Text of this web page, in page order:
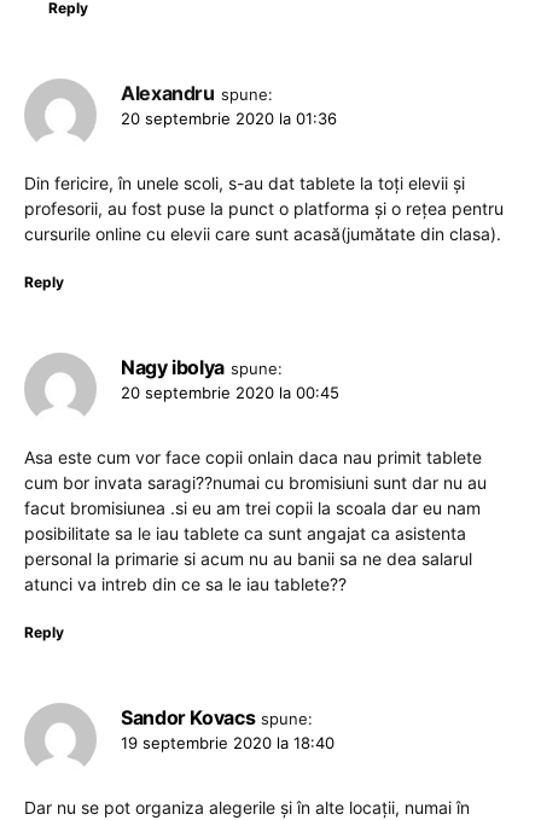
Reply
Alexandru spune:
20 septembrie 2020 la 01:36
Din fericire, în unele scoli, s-au dat tablete la toți elevii și
profesorii, au fost puse la punct o platforma și o rețea pentru
cursurile online cu elevii care sunt acasă(jumătate din clasa).
Reply
Nagy ibolya spune:
20 septembrie 2020 la 00:45
Asa este cum vor face copii onlain daca nau primit tablete
cum bor invata saragi??numai cu bromisiuni sunt dar nu au
facut bromisiunea .si eu am trei copii la scoala dar eu nam
posibilitate sa le iau tablete ca sunt angajat ca asistenta
personal la primarie si acum nu au banii sa ne dea salarul
atunci va intreb din ce sa le iau tablete??
Reply
Sandor Kovacs spune:
19 septembrie 2020 la 18:40
Dar nu se pot organiza alegerile și în alte locații, numai în